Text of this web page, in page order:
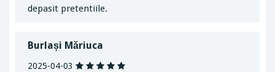
depasit pretentiile.
Burlași Măriuca
2025-04-03